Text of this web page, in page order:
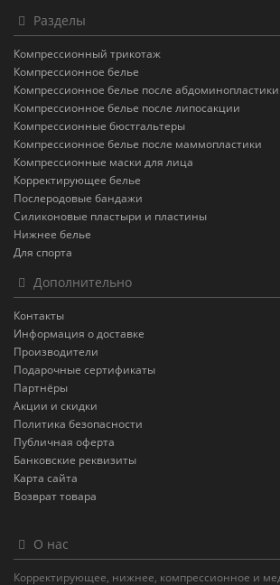
Разделы
Компрессионный трикотаж
Компрессионное белье
Компрессионное белье после абдоминопластики
Компрессионное белье после липосакции
Компрессионные бюстгальтеры
Компрессионное белье после маммопластики
Компрессионные маски для лица
Корректирующее белье
Послеродовые бандажи
Силиконовые пластыри и пластины
Нижнее белье
Для спорта
Дополнительно
Контакты
Информация о доставке
Производители
Подарочные сертификаты
Партнёры
Акции и скидки
Политика безопасности
Публичная оферта
Банковские реквизиты
Карта сайта
Возврат товара
О нас
Корректирующее, нижнее, компрессионное и